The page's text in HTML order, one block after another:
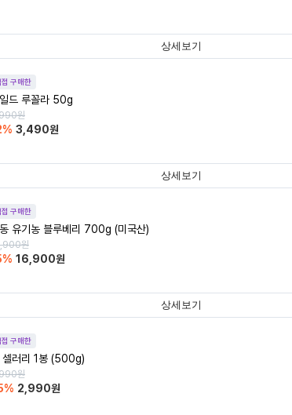
상세보기
접 구매한
드 루꼴라 50g
원
% 3,490원
상세보기
접 구매한
유기농 블루베리 700g (미국산)
원
% 16,900원
상세보기
접 구매한
셀러리 1봉 (500g)
원
% 2,990원